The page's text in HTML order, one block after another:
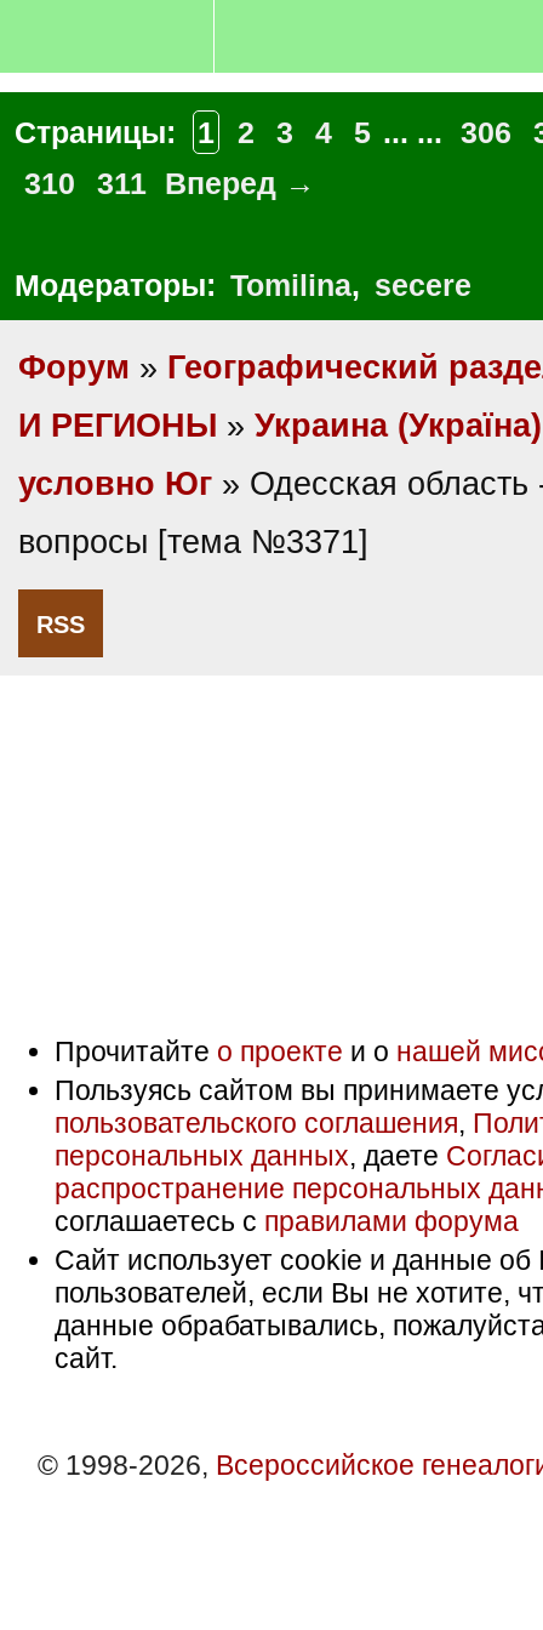
Страницы: 1 2 3 4 5 ... ... 306
310
311 Вперед →
Модераторы: Tomilina, secere
Форум » Географический
И РЕГИОНЫ » Украина (Україна)
условно Юг » Одесская
вопросы [тема №3371]
RSS
Прочитайте о проекте и о нашей
Пользуясь сайтом вы принимаете
пользовательского соглашения,
персональных данных, даете
распространение персональных
соглашаетесь с правилами форума
Сайт использует cookie и данные об
пользователей, если Вы не хотите,
данные обрабатывались,
сайт.
© 1998-2026, Всероссийское